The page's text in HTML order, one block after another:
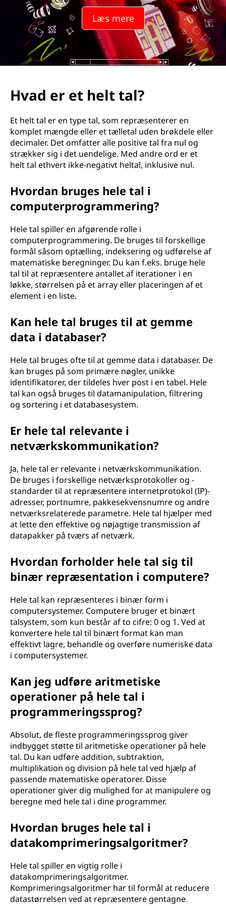
e
Læs mere
Hvad er et helt tal?
Et helt tal er en type tal, som repræsenterer en
komplet mængde eller et tælletal uden brøkdele eller
decimaler. Det omfatter alle positive tal fra nul og
strækker sig i det uendelige. Med andre ord er et
helt tal ethvert ikke-negativt heltal, inklusive nul.
Hvordan bruges hele tal i
computerprogrammering?
Hele tal spiller en afgørende rolle i
computerprogrammering. De bruges til forskellige
formål såsom optælling, indeksering og udførelse af
matematiske beregninger. Du kan f.eks. bruge hele
tal til at repræsentere antallet af iterationer i en
løkke, størrelsen på et array eller placeringen af et
element i en liste.
Kan hele tal bruges til at gemme
data i databaser?
Hele tal bruges ofte til at gemme data i databaser. De
kan bruges på som primære nøgler, unikke
identifikatorer, der tildeles hver post i en tabel. Hele
tal kan også bruges til datamanipulation, filtrering
og sortering i et databasesystem.
Er hele tal relevante i
netværkskommunikation?
Ja, hele tal er relevante i netværkskommunikation.
De bruges i forskellige netværksprotokoller og -
standarder til at repræsentere internetprotokol (IP)-
adresser, portnumre, pakkesekvensnumre og andre
netværksrelaterede parametre. Hele tal hjælper med
at lette den effektive og nøjagtige transmission af
datapakker på tværs af netværk.
Hvordan forholder hele tal sig til
binær repræsentation i computere?
Hele tal kan repræsenteres i binær form i
computersystemer. Computere bruger et binært
talsystem, som kun består af to cifre: 0 og 1. Ved at
konvertere hele tal til binært format kan man
effektivt lagre, behandle og overføre numeriske data
i computersystemer.
Kan jeg udføre aritmetiske
operationer på hele tal i
programmeringssprog?
Absolut, de fleste programmeringssprog giver
indbygget støtte til aritmetiske operationer på hele
tal. Du kan udføre addition, subtraktion,
multiplikation og division på hele tal ved hjælp af
passende matematiske operatorer. Disse
operationer giver dig mulighed for at manipulere og
beregne med hele tal i dine programmer.
Hvordan bruges hele tal i
datakomprimeringsalgoritmer?
Hele tal spiller en vigtig rolle i
datakomprimeringsalgoritmer.
Komprimeringsalgoritmer har til formål at reducere
datastørrelsen ved at repræsentere gentagne